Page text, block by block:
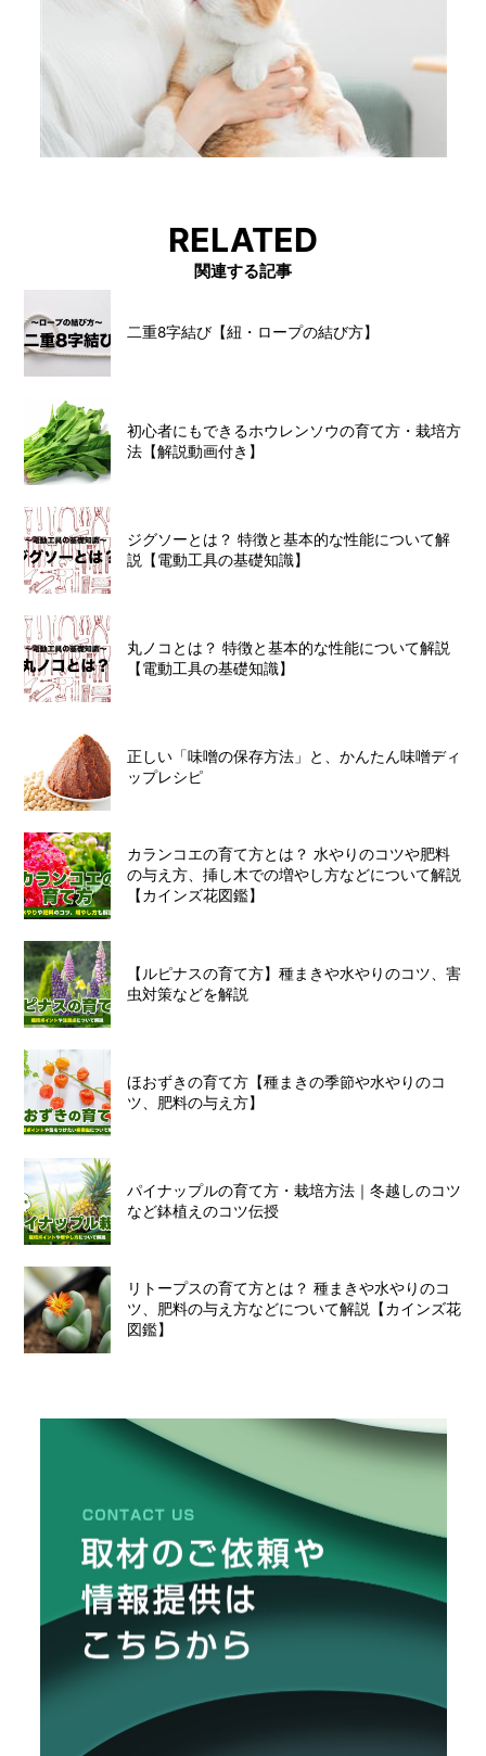
RELATED
関連する記事
二重8字結び【紐・ロープの結び方】
初心者にもできるホウレンソウの育て方・栽培方
法【解説動画付き】
ジグソーとは？ 特徴と基本的な性能について解
説【電動工具の基礎知識】
丸ノコとは？ 特徴と基本的な性能について解説
【電動工具の基礎知識】
正しい「味噌の保存方法」と、かんたん味噌ディ
ップレシピ
カランコエの育て方とは？ 水やりのコツや肥料
の与え方、挿し木での増やし方などについて解説
【カインズ花図鑑】
【ルピナスの育て方】種まきや水やりのコツ、害
虫対策などを解説
ほおずきの育て方【種まきの季節や水やりのコ
ツ、肥料の与え方】
パイナップルの育て方・栽培方法｜冬越しのコツ
など鉢植えのコツ伝授
リトープスの育て方とは？ 種まきや水やりのコ
ツ、肥料の与え方などについて解説【カインズ花
図鑑】